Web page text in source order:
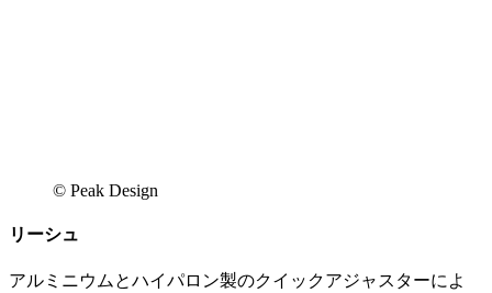
© Peak Design
リーシュ
アルミニウムとハイパロン製のクイックアジャスターによ